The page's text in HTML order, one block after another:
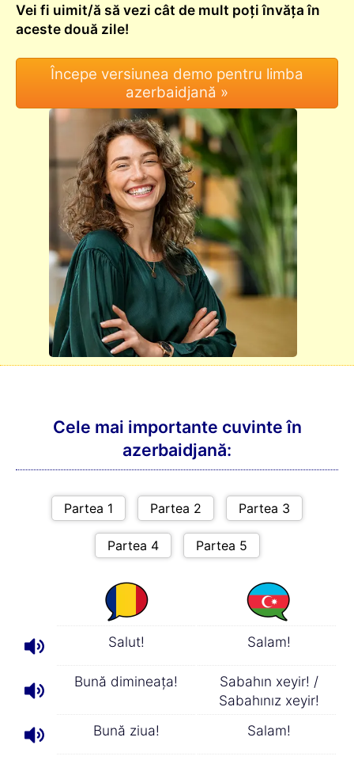
Vei fi uimit/ă să vezi cât de mult poți învăța în
aceste două zile!
Cele mai importante cuvinte în
azerbaidjană:
Salut! Salam!
Bună dimineaţa!
Sabahın xeyir! /
Sabahınız xeyir!
Bună ziua!
Salam!